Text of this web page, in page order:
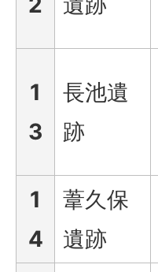
1
3
長池遺
跡
1
4
葦久保
遺跡